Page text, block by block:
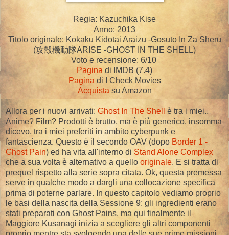
Regia: Kazuchika Kise
Anno: 2013
Titolo originale: Kōkaku Kidōtai Araizu -Gōsuto In Za Sheru
(攻殻機動隊ARISE -GHOST IN THE SHELL)
Voto e recensione: 6/10
Pagina di IMDB (7.4)
Pagina di I Check Movies
Acquista su Amazon
Allora per i nuovi arrivati: Ghost In The Shell
è tra i miei..
Anime? Film? Prodotti è brutto, ma è più generico, insomma
dicevo, tra i miei preferiti in ambito cyberpunk e
fantascienza. Questo è il secondo OAV (dopo Border 1 -
Ghost Pain) ed ha vita all'interno di Stand Alone Complex
che a sua volta è alternativo a quello originale. E si tratta di
prequel rispetto alla serie sopra citata. Ok, questa premessa
serve in qualche modo a dargli una collocazione specifica
prima di poterne parlare. In questo capitolo vediamo proprio
le basi della nascita della Sessione 9: gli ingredienti erano
stati preparati con Ghost Pains, ma qui finalmente il
Maggiore Kusanagi inizia a scegliere gli altri componenti